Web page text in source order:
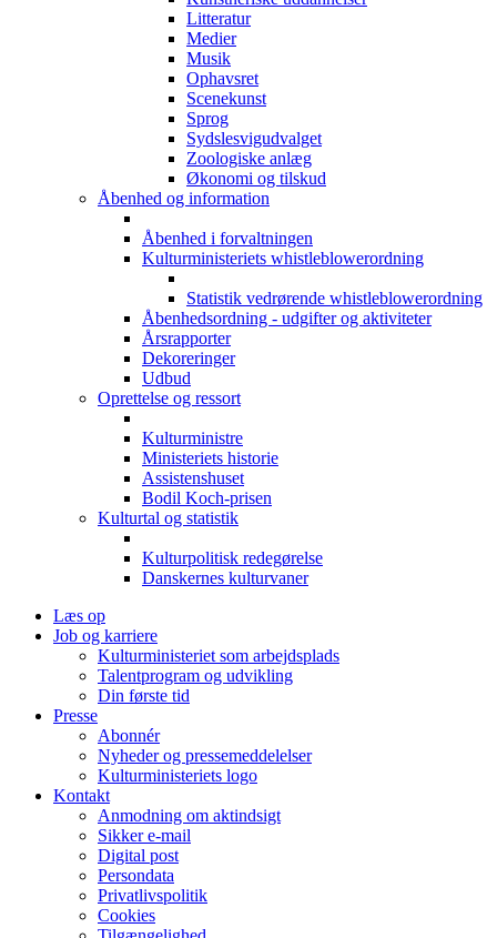
Litteratur
Medier
Musik
Ophavsret
Scenekunst
Sprog
Sydslesvigudvalget
Zoologiske anlæg
Økonomi og tilskud
Åbenhed og information
Åbenhed i forvaltningen
Kulturministeriets whistleblowerordning
Statistik vedrørende whistleblowerordning
Åbenhedsordning - udgifter og aktiviteter
Årsrapporter
Dekoreringer
Udbud
Oprettelse og ressort
Kulturministre
Ministeriets historie
Assistenshuset
Bodil Koch-prisen
Kulturtal og statistik
Kulturpolitisk redegørelse
Danskernes kulturvaner
Læs op
Job og karriere
Kulturministeriet som arbejdsplads
Talentprogram og udvikling
Din første tid
Presse
Abonnér
Nyheder og pressemeddelelser
Kulturministeriets logo
Kontakt
Anmodning om aktindsigt
Sikker e-mail
Digital post
Persondata
Privatlivspolitik
Cookies